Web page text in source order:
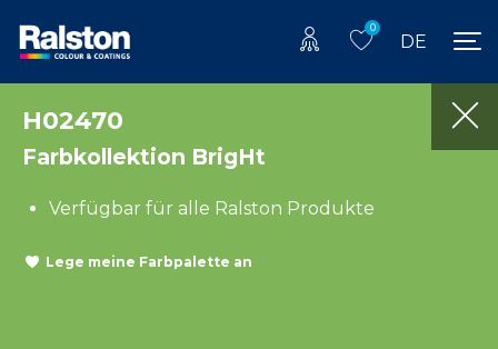
0
DE
H02470
Farbkollektion BrigHt
Verfügbar für alle Ralston Produkte
Lege meine Farbpalette an